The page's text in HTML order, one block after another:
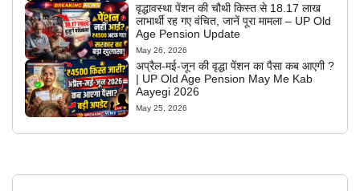
वृद्धावस्था पेंशन की चौथी किस्त से 18.17 लाख
लाभार्थी रह गए वंचित, जानें पूरा मामला – UP Old
Age Pension Update
May 26, 2026
अप्रैल-मई-जून की वृद्धा पेंशन का पैसा कब आएगी ?
| UP Old Age Pension May Me Kab
Aayegi 2026
May 25, 2026